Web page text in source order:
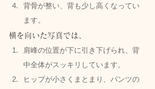
背骨が整い、背も少し高くなってい
ます。
横を向いた写真では、
肩峰の位置が下に引き下げられ、背
中全体がスッキリしています。
ヒップが小さくまとまり、パンツの